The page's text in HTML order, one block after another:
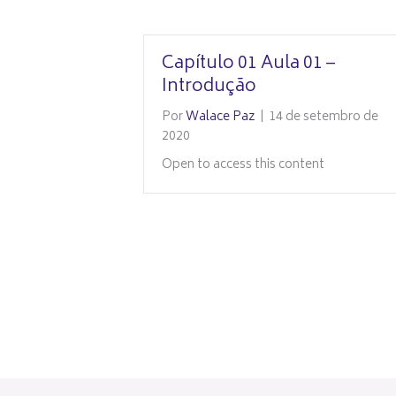
Capítulo 01 Aula 01 –
Introdução
PorWalace Paz | 14 de setembro de
2020
Open to access this content